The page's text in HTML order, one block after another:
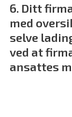
6. Ditt
med
selve
ved at
ansattes